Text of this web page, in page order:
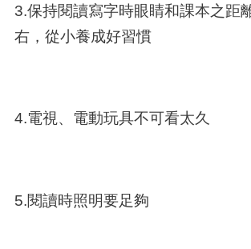
3.保持閱讀寫字時眼睛和課本之距
右，從小養成好習慣
4.電視、電動玩具不可看太久
5.閱讀時照明要足夠